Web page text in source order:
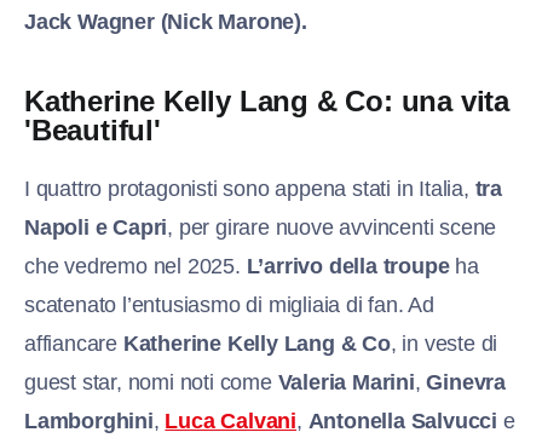
Jack Wagner (Nick Marone).
Katherine Kelly Lang & Co: una vita
'Beautiful'
I quattro protagonisti sono appena stati in Italia, tra
Napoli e Capri, per girare nuove avvincenti scene
che vedremo nel 2025. L’arrivo della troupeha
scatenato l’entusiasmo di migliaia di fan. Ad
affiancare Katherine Kelly Lang & Co, in veste di
guest star, nomi noti come Valeria Marini,Ginevra
Lamborghini, Luca Calvani, Antonella Salvucci e